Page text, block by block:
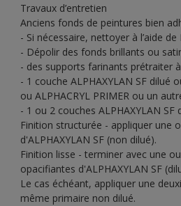
Travaux d’entretien
Anciens fonds de peintures bien
- Si nécessaire, nettoyer à l’aide
- Dépolir des fonds brillants ou
- des supports farinants prétraiter
- 1 couche ALPHAXYLAN SF dilué
ou ALPHACRYL PRIMER ou un
- 1 ou 2 couches ALPHAXYLAN SF
Finition structurée - appliquer une
d'ALPHAXYLAN SF (non dilué).
Finition lisse - terminer avec une
opacifiantes d'ALPHAXYLAN SF
Le cas échéant, appliquer une
même primaire non dilué.